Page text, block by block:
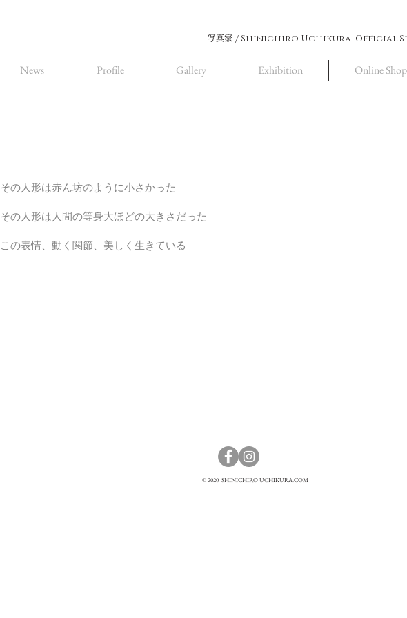
写真家 / Shinichiro Uchikura Official
News Profile Gallery Exhibition Online Shop
その人形は赤ん坊のように小さかった
その人形は人間の等身大ほどの大きさだった
この表情、動く関節、美しく生きている
© 2020 SHINICHIRO UCHIKURA.COM